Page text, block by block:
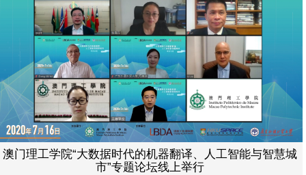
澳门理工学院“大数据时代的机器翻译、人工智能与智慧城
市”专题论坛线上举行